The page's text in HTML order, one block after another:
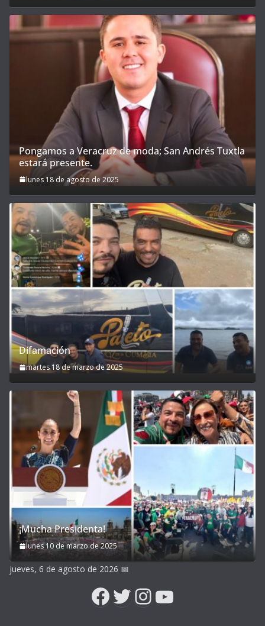
Pongamos a Veracruz de moda; San Andrés Tuxtla
estará presente.
lunes 18 de agosto de 2025
Difamación
martes 18 de marzo de 2025
¡Mucha Presidenta!
lunes 10 de marzo de 2025
jueves, 6 de agosto de 2026 📅
Facebook
Twitter
Instagram
YouTube